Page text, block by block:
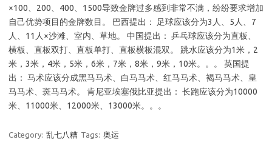
×100、200、400、1500导致金牌过多感到非常不满，纷纷要求增加
自己优势项目的金牌数目。 巴西提出： 足球应该分为3人、5人、7
人、11人×沙滩、室内、草地。 中国提出： 乒乓球应该分为直板、
横板、直板双打、直板单打、直板横板混双。 跳水应该分为1米，2
米，3米，4米，5米，6米，7米，8米，9米，10米。。。 英国提
出： 马术应该分成黑马马术、白马马术、红马马术、褐马马术、皇
马马术、斑马马术。 肯尼亚埃塞俄比亚提出： 长跑应该分为10000
米、11000米、12000米、13000米。。。
Category: 乱七八糟 Tags: 奥运